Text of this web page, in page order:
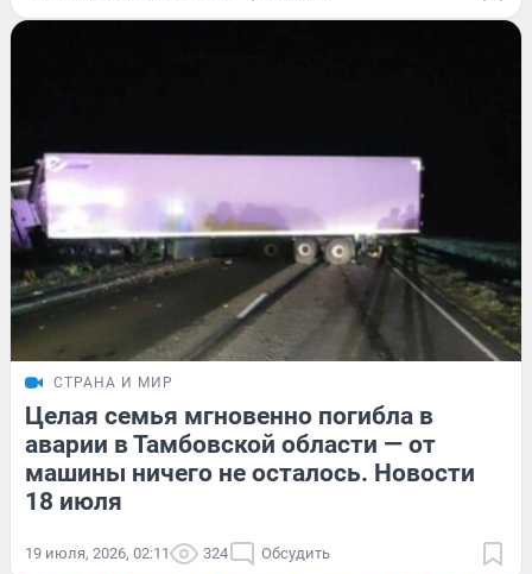
СТРАНА И МИР
Целая семья мгновенно погибла в
аварии в Тамбовской области — от
машины ничего не осталось. Новости
18 июля
19 июля, 2026, 02:11 324 Обсудить